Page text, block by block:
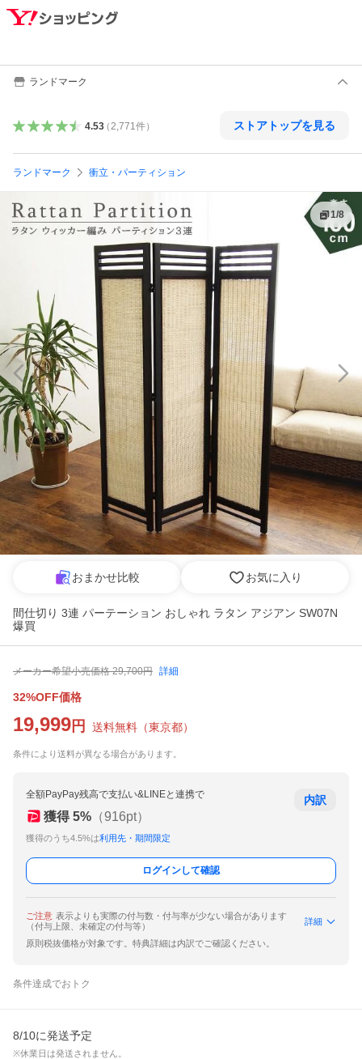
ランドマーク
4.53（ 2,771件） ストアトップを見る
ランドマーク 衝立・パーティション
1/8
おまかせ比較 お気に入り
間仕切り 3連 パーテーション おしゃれ ラタン アジアン SW07N
爆買
メーカー希望小売価格 29,700円 詳細
32%OFF価格
19,999 円 送料無料 （東京都）
条件により送料が異なる場合があります。
全額PayPay残高で支払い&LINEと連携で
獲得 5% （916pt）
獲得のうち4.5%は利用先・期間限定
内訳
ログインして確認
ご注意 表示よりも実際の付与数・付与率が少ない場合があります
（付与上限、未確定の付与等）
詳細
原則税抜価格が対象です。特典詳細は内訳でご確認ください。
条件達成でおトク
8/10に発送予定
※休業日は発送されません。